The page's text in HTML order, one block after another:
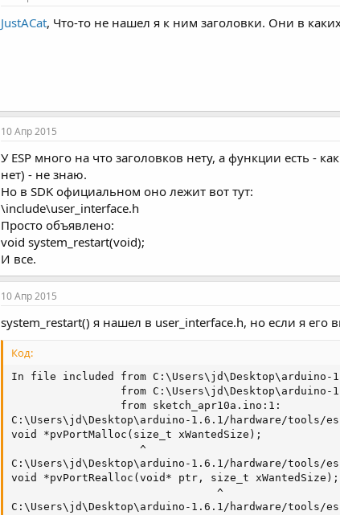
JustACat, Что-то не нашел я к ним заголовки. Они в
10 Апр 2015
У ESP много на что заголовков нету, а функции есть -
нет) - не знаю.
Но в SDK официальном оно лежит вот тут:
\include\user_interface.h
Просто объявлено:
void system_restart(void);
И все.
10 Апр 2015
system_restart() я нашел в user_interface.h, но если я
Код:
In file included from C:\Users\jd\Desktop\arduino-
from
                 from sketch_apr10a.ino:1:
C:\Users\jd\Desktop\arduino-1.6.1/hardware/
void *pvPortMalloc(size_t xWantedSize);
                    ^
C:\Users\jd\Desktop\arduino-1.6.1/hardware/tools/
void *pvPortRealloc(void* ptr, size_t xWantedSize);
                                ^
C:\Users\jd\Desktop\arduino-1.6.1/hardware/